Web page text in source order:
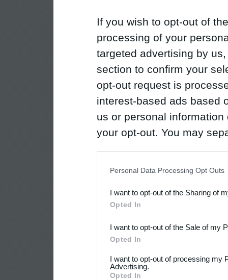
If you wish to opt-out of
processing of your
targeted advertising by
section to confirm your
opt-out request is
interest-based ads based
us or personal
your opt-out. You may
Downstream Participants
third parties.
Personal Data Processing Opt Outs
I want to opt-out of the Sharing of
Opted In
I want to opt-out of the Sale of my
Opted In
I want to opt-out of processing my
Advertising.
Opted In